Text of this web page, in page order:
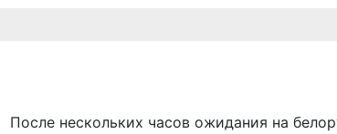
После нескольких часов ожидания на